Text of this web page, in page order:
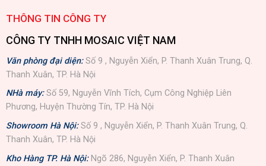
THÔNG TIN CÔNG TY
CÔNG TY TNHH MOSAIC VIỆT NAM
Văn phòng đại diện:Số 9 , Nguyễn Xiển, P. Thanh Xuân Trung, Q.
Thanh Xuân, TP. Hà Nội
NHà máy: Số 59, Nguyễn Vĩnh Tích, Cụm Công Nghiệp Liên
Phương, Huyện Thường Tín, TP. Hà Nội
Showroom Hà Nội: Số 9 , Nguyễn Xiển, P. Thanh Xuân Trung, Q.
Thanh Xuân, TP. Hà Nội
Kho Hàng TP. Hà Nội: Ngõ 286, Nguyễn Xiển, P. Thanh Xuân